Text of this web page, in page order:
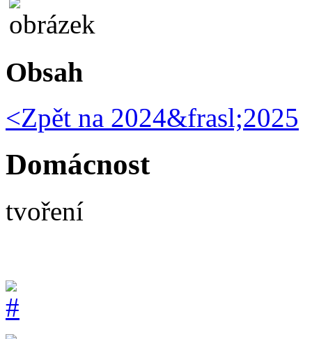
Obsah
<Zpět na 2024&frasl;2025
Domácnost
tvoření